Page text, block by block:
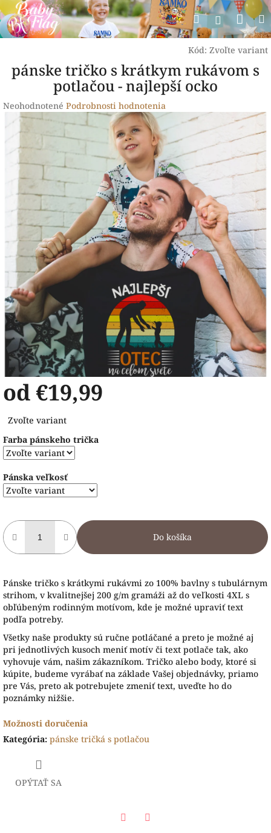
Prejsť
na
obsah
Hľadať
Kód: Zvoľte variant
pánske tričko s krátkym rukávom s
potlačou - najlepší ocko
Priemerné
hodnotenie
produktu
0,0
hviezdičiek.
Neohodnotené Podrobnosti hodnotenia
od €19,99
cena:
Zvoľte variant
Farba pánskeho trička
Pánska veľkosť
Do košíka
Pánske tričko s krátkymi rukávmi zo 100% bavlny s tubulárnym
strihom, v kvalitnejšej 200 g/m gramáži až do veľkosti 4XL s
obľúbeným rodinným motívom, kde je možné upraviť text
podľa potreby.
Všetky naše produkty sú ručne potláčané a preto je možné aj
pri jednotlivých kusoch meniť motív či text potlače tak, ako
vyhovuje vám, našim zákazníkom. Tričko alebo body, ktoré si
kúpite, budeme vyrábať na základe Vašej objednávky, priamo
pre Vás, preto ak potrebujete zmeniť text, uveďte ho do
poznámky nižšie.
Možnosti doručenia
Kategória: pánske tričká s potlačou
OPÝTAŤ SA